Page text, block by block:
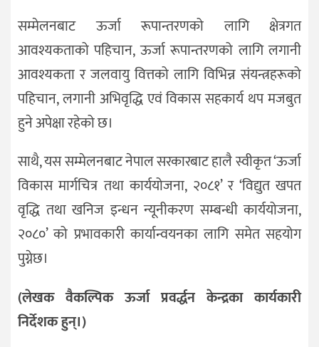
सम्मेलनबाट ऊर्जा रूपान्तरणको लागि क्षेत्रगत
आवश्यकताको पहिचान, ऊर्जा रूपान्तरणको लागि लगानी
आवश्यकता र जलवायु वित्तको लागि विभिन्न संयन्त्रहरूको
पहिचान, लगानी अभिवृद्धि एवं विकास सहकार्य थप मजबुत
हुने अपेक्षा रहेको छ।
साथै, यस सम्मेलनबाट नेपाल सरकारबाट हालै स्वीकृत ‘ऊर्जा
विकास मार्गचित्र तथा कार्ययोजना, २०८१’ र ‘विद्युत खपत
वृद्धि तथा खनिज इन्धन न्यूनीकरण सम्बन्धी कार्ययोजना,
२०८०’ को प्रभावकारी कार्यान्वयनका लागि समेत सहयोग
पुग्नेछ।
(लेखक वैकल्पिक ऊर्जा प्रवर्द्धन केन्द्रका कार्यकारी
निर्देशक हुन्।)